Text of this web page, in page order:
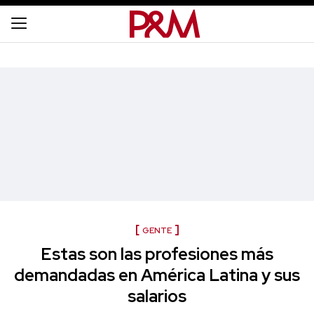
GENTE
Estas son las profesiones más
demandadas en América Latina y sus
salarios